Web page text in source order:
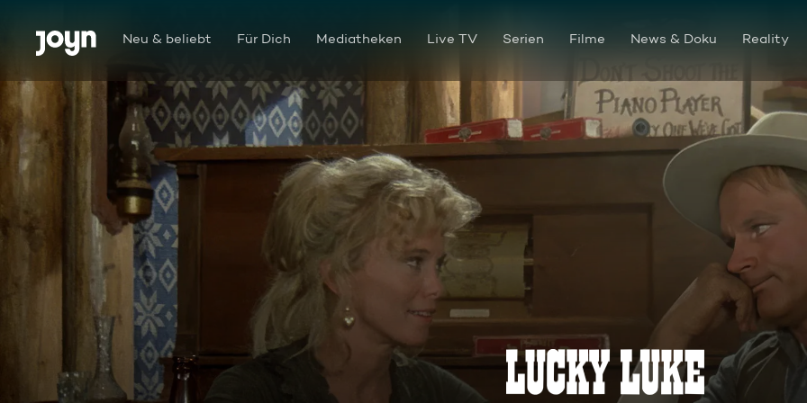
Zum Inhalt springen
Barrierefrei Neu & beliebt Für Dich Mediatheken Live TV Serien Filme News & Doku Reality
Ein schöner Zug von